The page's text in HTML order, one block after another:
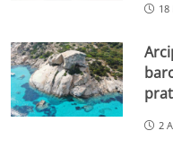
18
2